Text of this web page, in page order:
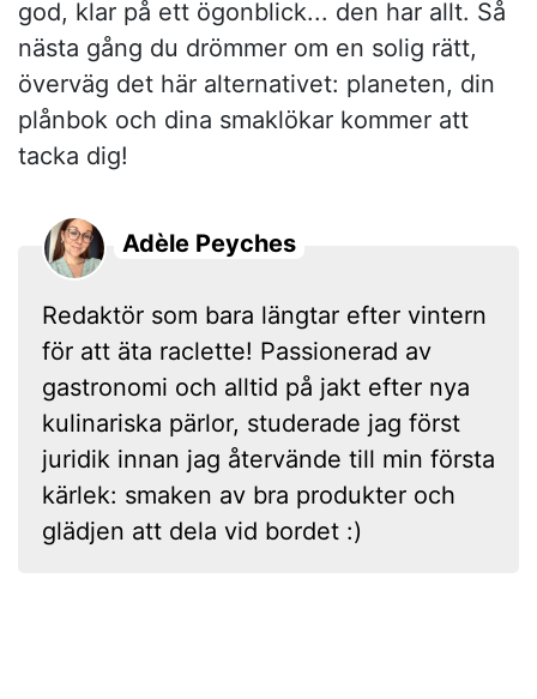
god, klar på ett ögonblick... den har allt. Så
nästa gång du drömmer om en solig rätt,
överväg det här alternativet: planeten, din
plånbok och dina smaklökar kommer att
tacka dig!
Adèle Peyches
Redaktör som bara längtar efter vintern
för att äta raclette! Passionerad av
gastronomi och alltid på jakt efter nya
kulinariska pärlor, studerade jag först
juridik innan jag återvände till min första
kärlek: smaken av bra produkter och
glädjen att dela vid bordet :)